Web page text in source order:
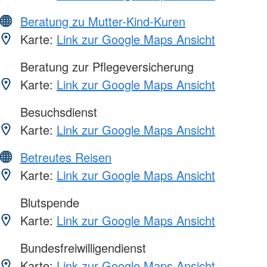
Beratung zu Mutter-Kind-Kuren
Karte: Link zur Google Maps Ansicht
Beratung zur Pflegeversicherung
Karte: Link zur Google Maps Ansicht
Besuchsdienst
Karte: Link zur Google Maps Ansicht
Betreutes Reisen
Karte: Link zur Google Maps Ansicht
Blutspende
Karte: Link zur Google Maps Ansicht
Bundesfreiwilligendienst